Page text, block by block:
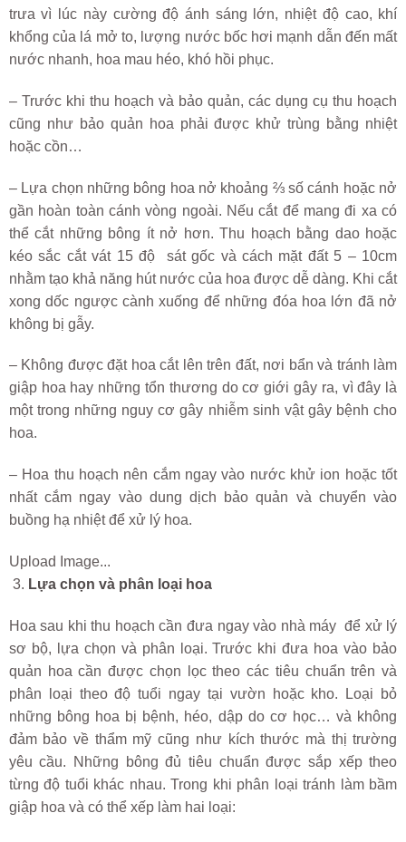
trưa vì lúc này cường độ ánh sáng lớn, nhiệt độ cao, khí
khổng của lá mở to, lượng nước bốc hơi mạnh dẫn đến mất
nước nhanh, hoa mau héo, khó hồi phục.
– Trước khi thu hoạch và bảo quản, các dụng cụ thu hoạch
cũng như bảo quản hoa phải được khử trùng bằng nhiệt
hoặc cồn…
– Lựa chọn những bông hoa nở khoảng ⅔ số cánh hoặc nở
gần hoàn toàn cánh vòng ngoài. Nếu cắt để mang đi xa có
thể cắt những bông ít nở hơn. Thu hoạch bằng dao hoặc
kéo sắc cắt vát 15 độ sát gốc và cách mặt đất 5 – 10cm
nhằm tạo khả năng hút nước của hoa được dễ dàng. Khi cắt
xong dốc ngược cành xuống để những đóa hoa lớn đã nở
không bị gẫy.
– Không được đặt hoa cắt lên trên đất, nơi bẩn và tránh làm
giập hoa hay những tổn thương do cơ giới gây ra, vì đây là
một trong những nguy cơ gây nhiễm sinh vật gây bệnh cho
hoa.
– Hoa thu hoạch nên cắm ngay vào nước khử ion hoặc tốt
nhất cắm ngay vào dung dịch bảo quản và chuyển vào
buồng hạ nhiệt để xử lý hoa.
Upload Image...
Lựa chọn và phân loại hoa
Hoa sau khi thu hoạch cần đưa ngay vào nhà máy để xử lý
sơ bộ, lựa chọn và phân loại. Trước khi đưa hoa vào bảo
quản hoa cần được chọn lọc theo các tiêu chuẩn trên và
phân loại theo độ tuổi ngay tại vườn hoặc kho. Loại bỏ
những bông hoa bị bệnh, héo, dập do cơ học… và không
đảm bảo về thẩm mỹ cũng như kích thước mà thị trường
yêu cầu. Những bông đủ tiêu chuẩn được sắp xếp theo
từng độ tuổi khác nhau. Trong khi phân loại tránh làm bầm
giập hoa và có thể xếp làm hai loại: